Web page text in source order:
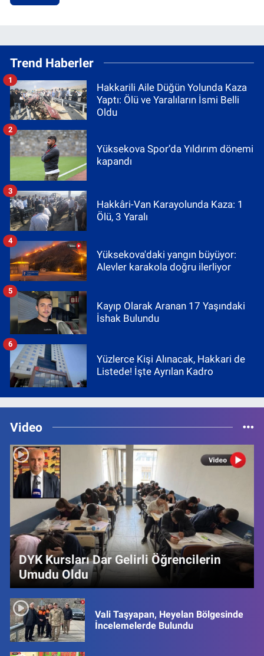
Trend Haberler
Hakkarili Aile Düğün Yolunda Kaza
Yaptı: Ölü ve Yaralıların İsmi Belli
Oldu
1
Yüksekova Spor’da Yıldırım dönemi
kapandı
2
Hakkâri-Van Karayolunda Kaza: 1
Ölü, 3 Yaralı
3
Yüksekova'daki yangın büyüyor:
Alevler karakola doğru ilerliyor
4
Kayıp Olarak Aranan 17 Yaşındaki
İshak Bulundu
5
Yüzlerce Kişi Alınacak, Hakkari de
Listede! İşte Ayrılan Kadro
6
Video
DYK Kursları Dar Gelirli Öğrencilerin
Umudu Oldu
Vali Taşyapan, Heyelan Bölgesinde
İncelemelerde Bulundu